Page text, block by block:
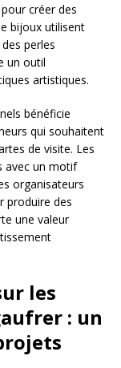
créer des
bijoux utilisent
perles
un outil
artistiques.
bénéficie
qui souhaitent
de visite. Les
avec un motif
organisateurs
produire des
une valeur
les
: un